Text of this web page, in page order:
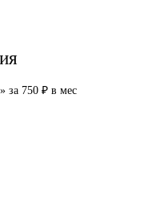
за 750 ₽ в мес